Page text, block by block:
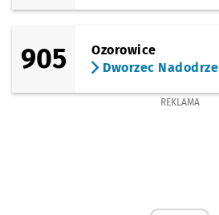
905
Ozorowice
Dworzec Nadodrze
REKLAMA